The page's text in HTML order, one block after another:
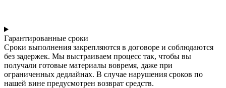
Гарантированные сроки
Сроки выполнения закрепляются в договоре и соблюдаются
без задержек. Мы выстраиваем процесс так, чтобы вы
получали готовые материалы вовремя, даже при
ограниченных дедлайнах. В случае нарушения сроков по
нашей вине предусмотрен возврат средств.